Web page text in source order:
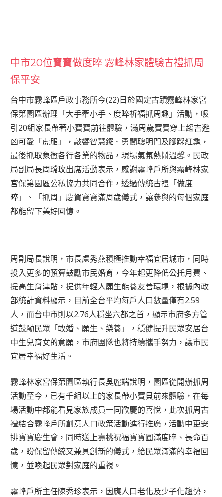
中市20位寶寶做度晬 霧峰林家體驗古禮抓周
保平安
台中市霧峰區戶政事務所今(22)日於國定古蹟霧峰林家宮
保第園區辦理「大手牽小手、度晬祈福抓周趣」活動，吸
引20組家長帶著小寶寶前往體驗，滿周歲寶寶穿上趨吉避
凶可愛「虎服」，敲響智慧鑼、勇闖聰明門及腳踩紅龜，
最後抓取象徵各行各業的物品，現場氣氛熱鬧溫馨。民政
局副局長周瑺玫出席活動表示，感謝霧峰戶所與霧峰林家
宮保第園區公私協力共同合作，透過傳統古禮「做度
晬」、「抓周」慶賀寶寶滿周歲儀式，讓參與的每個家庭
都能留下美好回憶。
周副局長說明，市長盧秀燕積極推動幸福宜居城市，同時
投入更多的預算鼓勵市民婚育，今年起更降低公托月費、
提高生育津貼，提供年輕人願生能養友善環境，根據內政
部統計資料顯示，目前全台平均每戶人口數量僅有2.59
人，而台中市則以2.76人穩坐六都之首，顯示市府多方管
道鼓勵民眾「敢婚、願生、樂養」，穩健提升民眾安居台
中生兒育女的意願，市府團隊也將持續攜手努力，讓市民
宜居幸福好生活。
霧峰林家宮保第園區執行長吳麗端說明，園區從開辦抓周
活動至今，已有千組以上的家長帶小寶貝前來體驗，在每
場活動中都能看見家族成員一同歡慶的喜悅，此次抓周古
禮結合霧峰戶所創意人口政策活動進行推廣，活動中更安
排寶寶慶生會，同時送上壽桃祝福寶寶圓滿度晬、長命百
歲，盼保留傳統又兼具創新的儀式，給民眾滿滿的幸福回
憶，並喚起民眾對家庭的重視。
霧峰戶所主任陳秀珍表示，因應人口老化及少子化趨勢，